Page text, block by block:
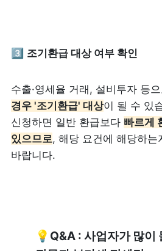
3️⃣ 조기환급 대상 여부 확인
수출·영세율 거래, 설비투자 등
경우 '조기환급' 대상이 될 수 있
신청하면 일반 환급보다 빠르게
있으므로, 해당 요건에 해당하는
바랍니다.
💡 Q&A : 사업자가 많이